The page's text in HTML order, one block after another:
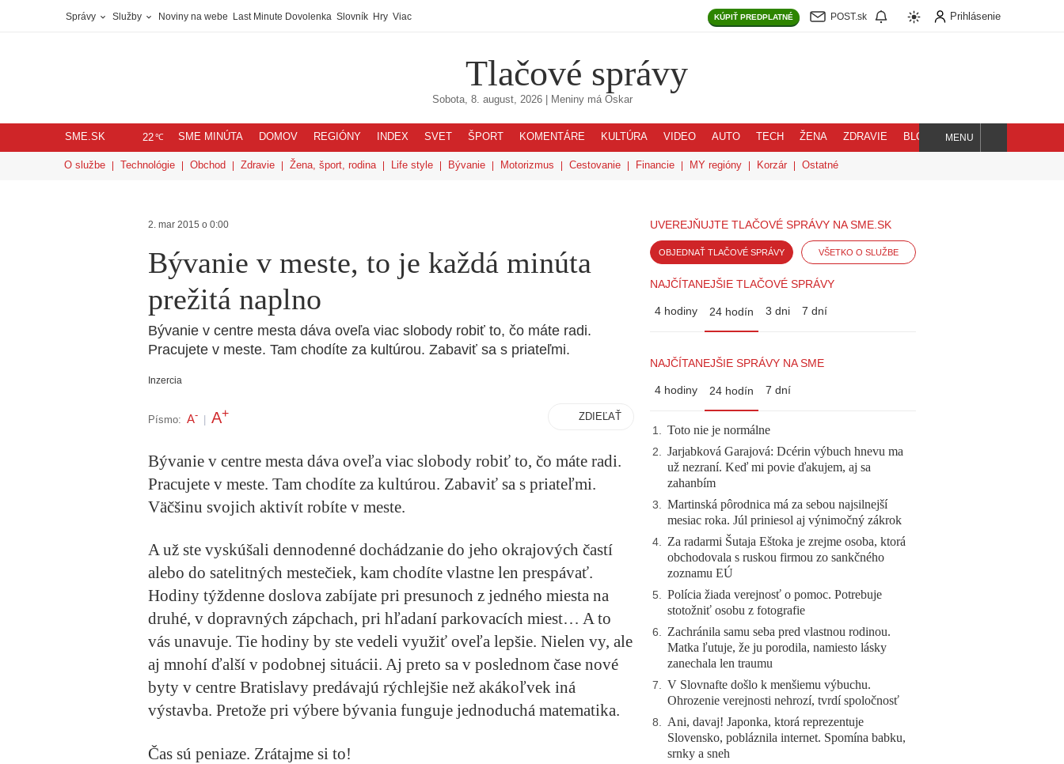
Správy Služby Noviny na webe Last Minute Dovolenka Slovník Hry Viac KÚPIŤ PREDPLATNÉ POST.sk Prihlásenie
Tlačové správy
Sobota, 8. august, 2026| Meniny má Oskar
SME.SK 22℃ SME MINÚTA DOMOV REGIÓNY INDEX SVET ŠPORT KOMENTÁRE KULTÚRA VIDEO AUTO TECH ŽENA ZDRAVIE BLOG
Hľadaj
MENU
O službe Technológie Obchod Zdravie Žena, šport, rodina Life style Bývanie Motorizmus Cestovanie Financie MY regióny Korzár Ostatné
2. mar 2015 o 0:00
Bývanie v meste, to je každá minúta
prežitá naplno
Bývanie v centre mesta dáva oveľa viac slobody robiť to, čo máte radi.
Pracujete v meste. Tam chodíte za kultúrou. Zabaviť sa s priateľmi.
Inzercia
Písmo: A- A+ ZDIEĽAŤ
Bývanie v centre mesta dáva oveľa viac slobody robiť to, čo máte radi.
Pracujete v meste. Tam chodíte za kultúrou. Zabaviť sa s priateľmi.
Väčšinu svojich aktivít robíte v meste.
A už ste vyskúšali dennodenné dochádzanie do jeho okrajových častí
alebo do satelitných mestečiek, kam chodíte vlastne len prespávať.
Hodiny týždenne doslova zabíjate pri presunoch z jedného miesta na
druhé, v dopravných zápchach, pri hľadaní parkovacích miest… A to
vás unavuje. Tie hodiny by ste vedeli využiť oveľa lepšie. Nielen vy, ale
aj mnohí ďalší v podobnej situácii. Aj preto sa v poslednom čase nové
byty v centre Bratislavy predávajú rýchlejšie než akákoľvek iná
výstavba. Pretože pri výbere bývania funguje jednoduchá matematika.
Čas sú peniaze. Zrátajme si to!
UVEREJŇUJTE TLAČOVÉ SPRÁVY NA SME.SK
OBJEDNAŤ TLAČOVÉ SPRÁVY VŠETKO O SLUŽBE
NAJČÍTANEJŠIE TLAČOVÉ SPRÁVY
4 hodiny 24 hodín 3 dni 7 dní
NAJČÍTANEJŠIE SPRÁVY NA SME
4 hodiny 24 hodín 7 dní
1. Toto nie je normálne
2. Jarjabková Garajová: Dcérin výbuch hnevu ma
už nezraní. Keď mi povie ďakujem, aj sa
zahanbím
3. Martinská pôrodnica má za sebou najsilnejší
mesiac roka. Júl priniesol aj výnimočný zákrok
4. Za radarmi Šutaja Eštoka je zrejme osoba, ktorá
obchodovala s ruskou firmou zo sankčného
zoznamu EÚ
5. Polícia žiada verejnosť o pomoc. Potrebuje
stotožniť osobu z fotografie
6. Zachránila samu seba pred vlastnou rodinou.
Matka ľutuje, že ju porodila, namiesto lásky
zanechala len traumu
7. V Slovnafte došlo k menšiemu výbuchu.
Ohrozenie verejnosti nehrozí, tvrdí spoločnosť
8. Ani, davaj! Japonka, ktorá reprezentuje
Slovensko, pobláznila internet. Spomína babku,
srnky a sneh